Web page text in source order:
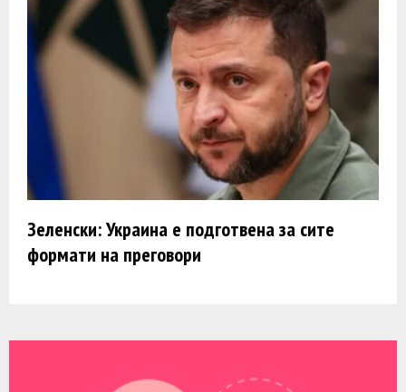
Зеленски: Украина е подготвена за сите
формати на преговори